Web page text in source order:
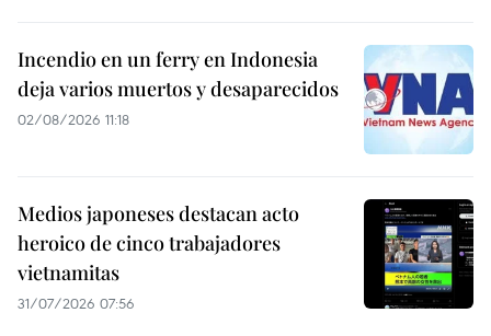
Incendio en un ferry en Indonesia
deja varios muertos y desaparecidos
02/08/2026 11:18
Medios japoneses destacan acto
heroico de cinco trabajadores
vietnamitas
31/07/2026 07:56